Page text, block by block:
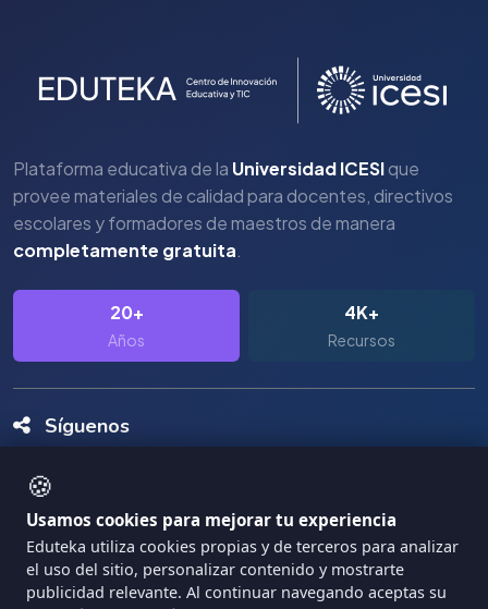
🍪
Usamos cookies para mejorar tu experiencia
Eduteka utiliza cookies propias y de terceros para analizar
el uso del sitio, personalizar contenido y mostrarte
publicidad relevante. Al continuar navegando aceptas su
Plataforma educativa de la Universidad ICESIque
provee materiales de calidad para docentes, directivos
escolares y formadores de maestros de manera
completamente gratuita.
20+
Años
4K+
Recursos
Síguenos
Copyright Eduteka 2001-2026 - Universidad ICESI